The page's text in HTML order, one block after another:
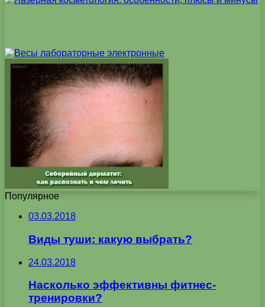
Популярное
03.03.2018
Виды туши: какую выбрать?
24.03.2018
Насколько эффективны фитнес-
тренировки?